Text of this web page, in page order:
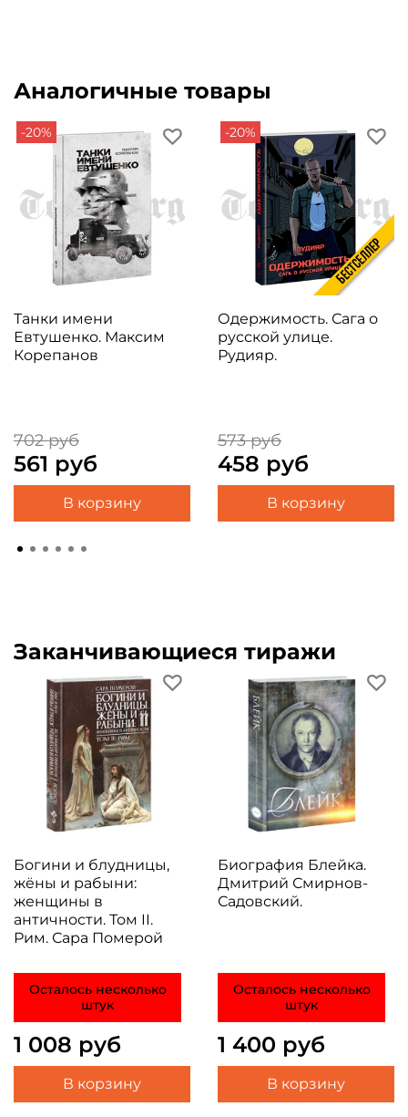
Аналогичные товары
-20%
Танки имени
Евтушенко. Максим
Корепанов
702 руб
561 руб
В корзину
-20%
Одержимость. Сага о
русской улице.
Рудияр.
573 руб
458 руб
В корзину
Заканчивающиеся тиражи
Богини и блудницы,
жёны и рабыни:
женщины в
античности. Том II.
Рим. Сара Померой
Осталось несколько
штук
1 008 руб
В корзину
Биография Блейка.
Дмитрий Смирнов-
Садовский.
Осталось несколько
штук
1 400 руб
В корзину